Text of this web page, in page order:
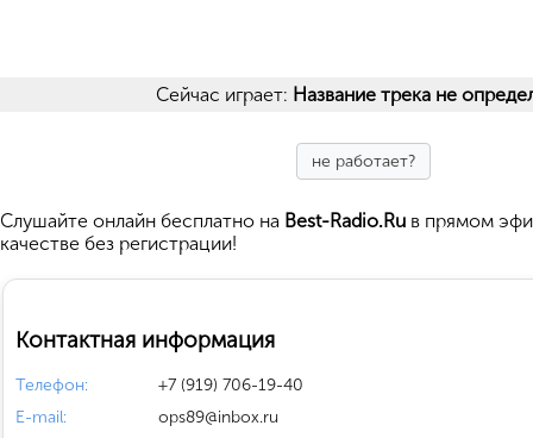
Сейчас играет: Название трека не
не работает?
Cлушайте онлайн бесплатно на Best-Radio.Ru в прямом
качестве без регистрации!
Контактная информация
Телефон:
+7 (919) 706-19-40
E-mail:
ops89@inbox.ru